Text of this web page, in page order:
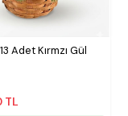
Adet Kırmzı Gül
TL